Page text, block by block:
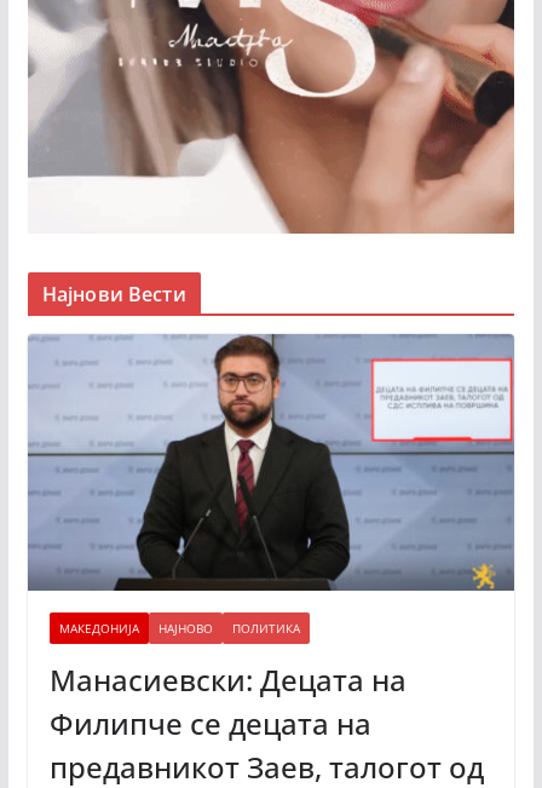
Најнови Вести
МАКЕДОНИЈА НАЈНОВО ПОЛИТИКА
Манасиевски: Децата на
Филипче се децата на
предавникот Заев, талогот од